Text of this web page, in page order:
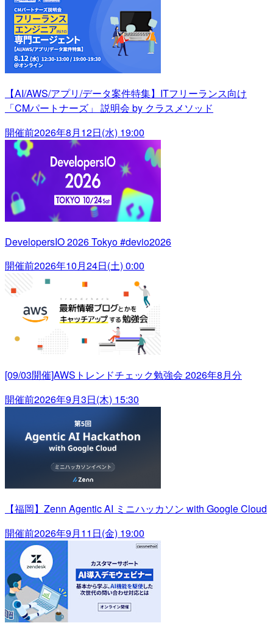
【AI/AWS/アプリ/データ案件特集】ITフリーランス向け
「CMパートナーズ」 説明会 by クラスメソッド
開催前2026年8月12日(水) 19:00
DevelopersIO 2026 Tokyo #devio2026
開催前2026年10月24日(土) 0:00
[09/03開催]AWSトレンドチェック勉強会 2026年8月分
開催前2026年9月3日(木) 15:30
【福岡】Zenn Agentic AI ミニハッカソン with Google Cloud
開催前2026年9月11日(金) 19:00